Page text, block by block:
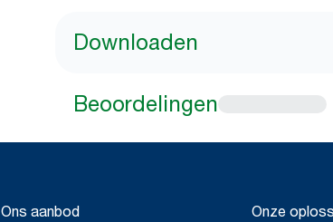
Downloaden
Beoordelingen
Ons aanbod Onze